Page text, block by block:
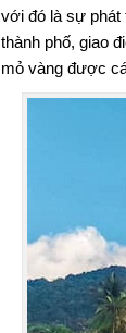
với đó là sự phát
thành phố, giao
mỏ vàng được